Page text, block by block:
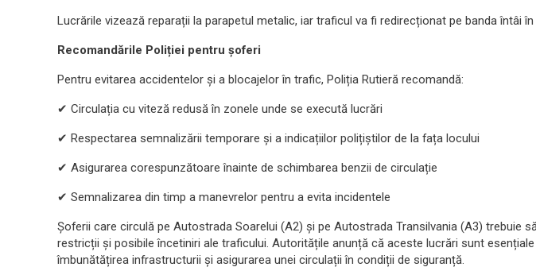
Lucrările vizează reparații la parapetul metalic, iar traficul va fi redirecționat pe banda întâi
Recomandările Poliției pentru șoferi
Pentru evitarea accidentelor și a blocajelor în trafic, Poliția Rutieră recomandă:
✔ Circulația cu viteză redusă în zonele unde se execută lucrări
✔ Respectarea semnalizării temporare și a indicațiilor polițiștilor de la fața locului
✔ Asigurarea corespunzătoare înainte de schimbarea benzii de circulație
✔ Semnalizarea din timp a manevrelor pentru a evita incidentele
Șoferii care circulă pe Autostrada Soarelui (A2) și pe Autostrada Transilvania (A3) trebuie
restricții și posibile încetiniri ale traficului. Autoritățile anunță că aceste lucrări sunt
îmbunătățirea infrastructurii și asigurarea unei circulații în condiții de siguranță.